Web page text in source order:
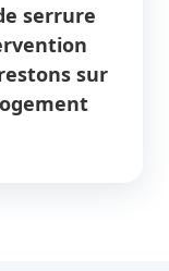
serrure
sur